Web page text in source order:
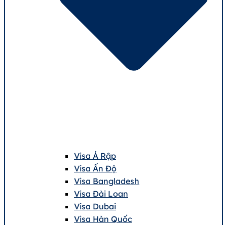
Visa Ả Rập
Visa Ấn Độ
Visa Bangladesh
Visa Đài Loan
Visa Dubai
Visa Hàn Quốc